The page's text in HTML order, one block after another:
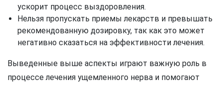
ускорит процесс выздоровления.
Нельзя пропускать приемы лекарств и превышать
рекомендованную дозировку, так как это может
негативно сказаться на эффективности лечения.
Выведенные выше аспекты играют важную роль в
процессе лечения ущемленного нерва и помогают